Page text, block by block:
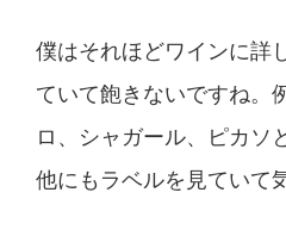
僕はそれほどワインに詳
ていて飽きないですね。
ロ、シャガール、ピカソ
他にもラベルを見ていて